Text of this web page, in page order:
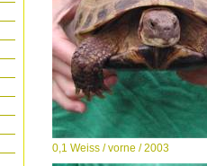
0,1 Weiss / vorne / 2003